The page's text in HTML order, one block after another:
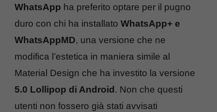
WhatsApp ha preferito optare per il pugno
duro con chi ha installato WhatsApp+ e
WhatsAppMD, una versione che ne
modifica l’estetica in maniera simile al
Material Design che ha investito la versione
5.0 Lollipop di Android. Non che questi
utenti non fossero già stati avvisati